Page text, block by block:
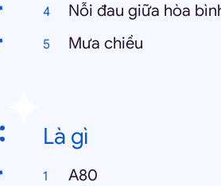
Nỗi đau giữa hòa
Mưa chiều
Là gì
A80